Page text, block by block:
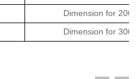
Dimension for 2000
Dimension for 3000